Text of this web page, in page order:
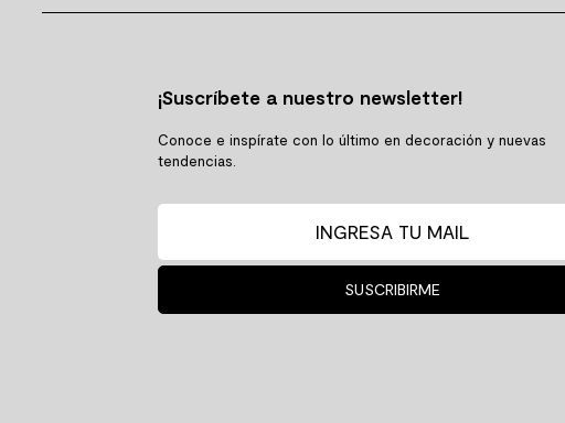
¡Suscríbete a nuestro newsletter!
Conoce e inspírate con lo último en decoración y nuevas
tendencias.
SUSCRIBIRME